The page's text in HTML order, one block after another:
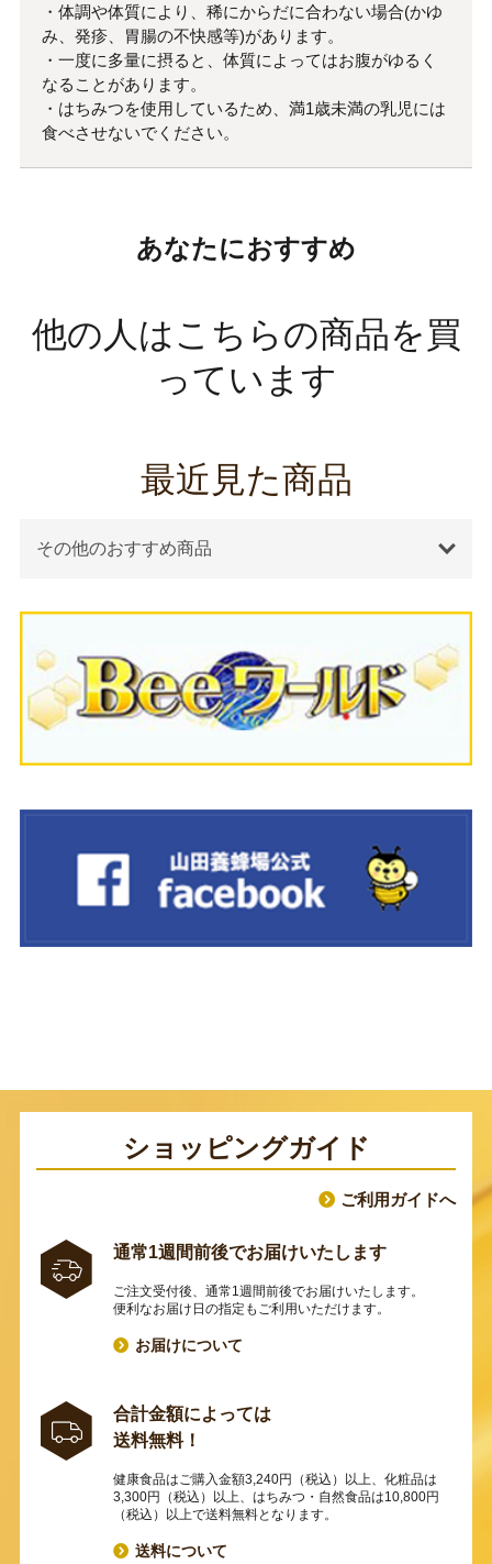
・体調や体質により、稀にからだに合わない場合(かゆ
み、発疹、胃腸の不快感等)があります。
・一度に多量に摂ると、体質によってはお腹がゆるく
なることがあります。
・はちみつを使用しているため、満1歳未満の乳児には
食べさせないでください。
あなたにおすすめ
他の人はこちらの商品を買
っています
最近見た商品
その他のおすすめ商品
ショッピングガイド
ご利用ガイドへ
通常1週間前後でお届けいたします
ご注文受付後、通常1週間前後でお届けいたします。
便利なお届け日の指定もご利用いただけます。
お届けについて
合計金額によっては
送料無料！
健康食品はご購入金額3,240円（税込）以上、化粧品は
3,300円（税込）以上、はちみつ・自然食品は10,800円
（税込）以上で送料無料となります。
送料について